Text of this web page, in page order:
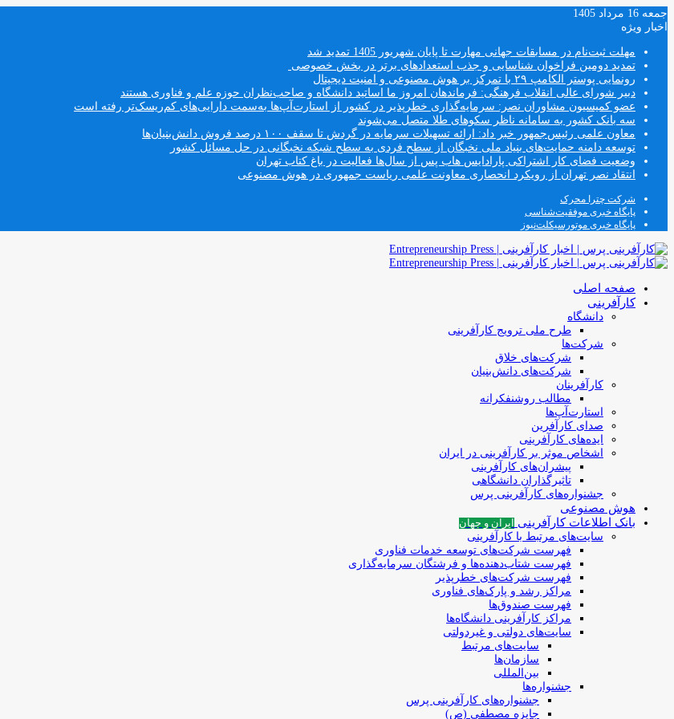
جمعه 16 مرداد 1405
اخبار ویژه
مهلت ثبت‌نام در مسابقات جهانی مهارت تا پایان شهریور 1405 تمدید شد
تمدید دومین فراخوان شناسایی و جذب استعدادهای برتر در بخش خصوصی
رونمایی پوستر الکامپ ۲۹ با تمرکز بر هوش مصنوعی و امنیت دیجیتال
دبیر شورای عالی انقلاب فرهنگی: فرماندهان امروز ما اساتید دانشگاه و صاحب‌نظران حوزه علم و فناوری هستند
عضو کمیسیون مشاوران نصر: سرمایه‌گذاری خطرپذیر در کشور از استارت‌آپ‌ها به‌سمت دارایی‌های کم‌ریسک‌تر رفته است
سه بانک کشور به سامانه ناظر سکوهای طلا متصل می‌شوند
معاون علمی رئیس‌جمهور خبر داد: ارائه تسهیلات سرمایه در گردش تا سقف ۱۰۰ درصد فروش دانش‌بنیان‌ها
توسعه دامنه حمایت‌های بنیاد ملی نخبگان از سطح فردی به سطح شبکه نخبگانی در حل مسائل کشور
وضعیت فضای کار اشتراکی پارادایس هاب پس از سال‌ها فعالیت در باغ کتاب تهران
انتقاد نصر تهران از رویکرد انحصاری معاونت علمی ریاست جمهوری در هوش مصنوعی
شرکت چترا محرک
پایگاه خبری موفقیت‌شناسی
پایگاه خبری موتورسیکلت‌نیوز
صفحه اصلی
کارآفرینی
دانشگاه
طرح ملی ترویج کارآفرینی
شرکت‌ها
شرکت‌های خلاق
شرکت‌های دانش‌بنیان
کارآفرینان
مطالب روشنفکرانه
استارت‌آپ‌ها
صدای کارآفرین
ایده‌های کارآفرینی
اشخاص موثر بر کارآفرینی در ایران
پیشران‌های کارآفرینی
تاثیرگذاران دانشگاهی
جشنواره‌های کارآفرینی‌ پرس
هوش مصنوعی
بانک اطلاعات کارآفرینی
ایران و جهان
سایت‌های مرتبط با کارآفرینی
فهرست شرکت‌های‌‌ توسعه‌ خدمات فناوری
فهرست شتاب‌دهنده‌ها‌ و فرشتگان‌ سرمایه‌گذاری
فهرست شرکت‌های خطرپذیر
مراکز رشد و پارک‌های فناوری
فهرست صندوق‌ها
مراکز کارآفرینی دانشگاه‌ها
سایت‌های دولتی و غیردولتی
سایت‌های مرتبط
سازمان‌ها
بین‌المللی
جشنواره‌ها
جشنواره‌های کارآفرینی‌ پرس
جایزه مصطفی (ص)